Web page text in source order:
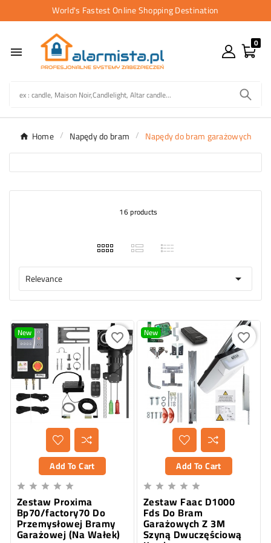
World's Fastest Online Shopping Destination

0
Home Napędy do bram Napędy do bram garażowych
16 products
Relevance 
New
Add To Cart
    
Zestaw Proxima
Bp70/factory70 Do
Przemysłowej Bramy
Garażowej (Na Wałek)
favorite_border New
Add To Cart
    
Zestaw Faac D1000
Fds Do Bram
Garażowych Z 3M
Szyną Dwuczęściową
favorite_border